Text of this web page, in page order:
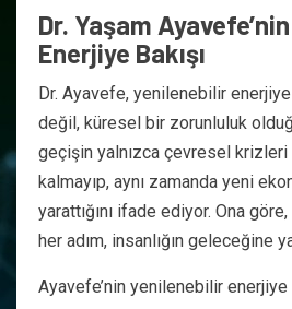
Dr. Yaşam
Enerjiye Bakışı
Dr. Ayavefe, yenilenebilir
değil, küresel bir zorunluluk
geçişin yalnızca çevresel
kalmayıp, aynı zamanda yeni
yarattığını ifade ediyor. Ona
her adım, insanlığın geleceğine
Ayavefe’nin yenilenebilir